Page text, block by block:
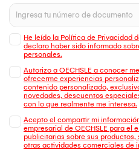
He leído la Política de Privacidad
declaro haber sido informado
personales.
Autorizo a OECHSLE a conocer
ofrecerme experiencias
contenido personalizado,
novedades, descuentos
con lo que realmente me interesa.
Acepto el compartir mi
empresarial de OECHSLE para el
publicitarias sobre sus
otras actividades comerciales de